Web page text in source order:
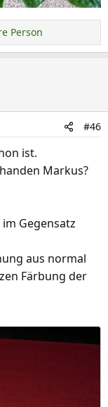
Person
#46
ist.
Markus?
Gegensatz
aus normal
Färbung der